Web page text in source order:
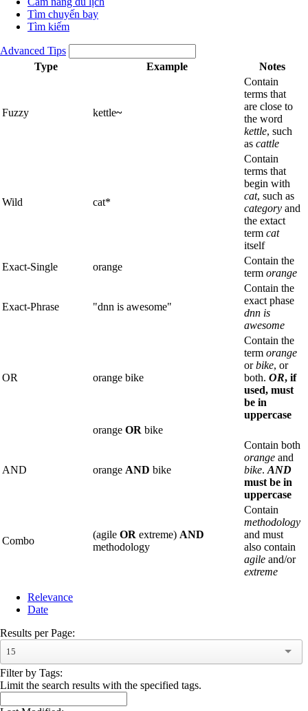
Tìm chuyến bay
Tìm kiếm
Advanced Tips
Type
Example Notes
Fuzzy kettle~
Contain
terms that
are close to
the word
kettle, such
as cattle
Wild cat*
Contain
terms that
begin with
cat, such as
category and
the extact
term cat
itself
Exact-Single
orange
Contain the
term orange
Exact-Phrase "dnn is awesome"
Contain the
exact phase
dnn is
awesome
OR orange bike
Contain the
term orange
orbike, or
both. OR, if
used, must
be in
uppercase
orange OR bike
AND orange AND bike
Contain both
orange and
bike. AND
must be in
uppercase
Combo
(agile OR extreme) AND
methodology
Contain
methodology
and must
also contain
agile and/or
extreme
Relevance
Date
Results per Page:
15
Filter by Tags:
Limit the search results with the specified tags.